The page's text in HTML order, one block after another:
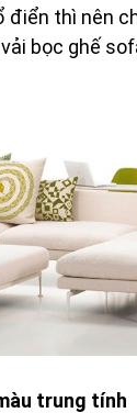
điển thì nên
bọc ghế
trung tính